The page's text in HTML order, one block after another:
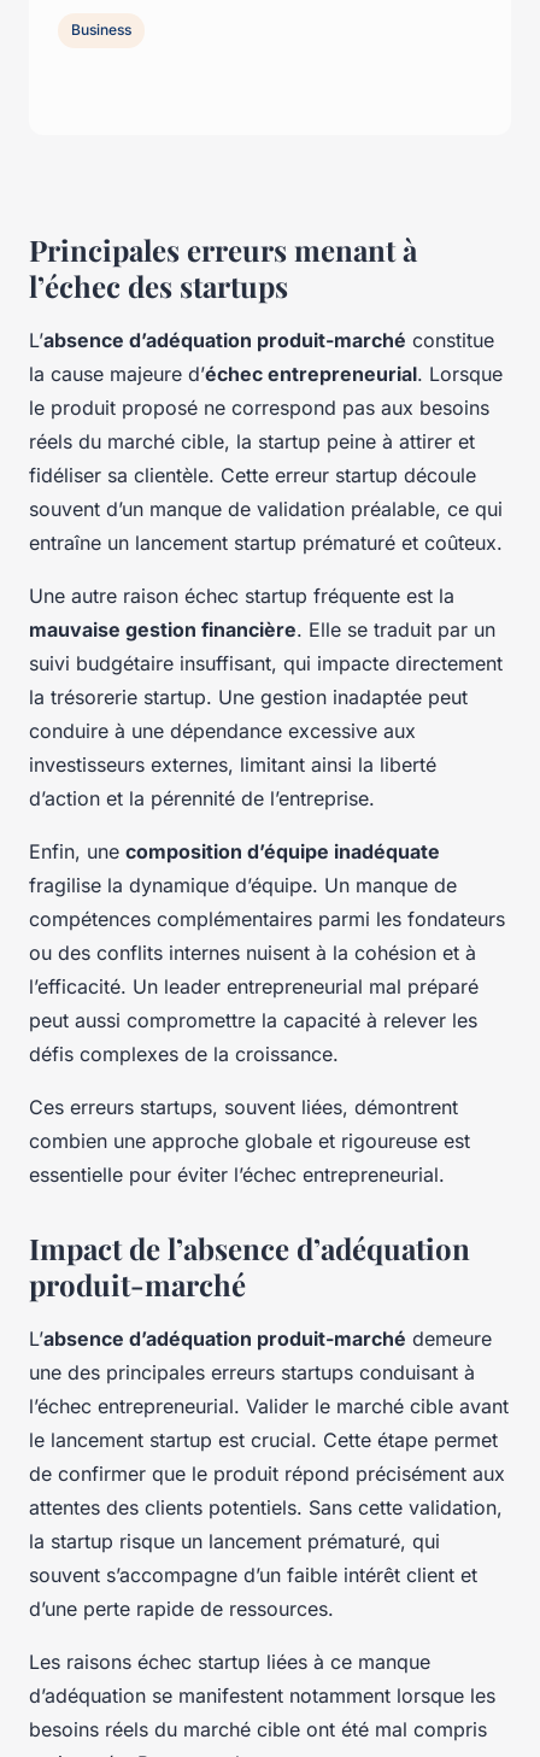
Principales erreurs menant à
l’échec des startups
L’absence d’adéquation produit-marché constitue
la cause majeure d’échec entrepreneurial. Lorsque
le produit proposé ne correspond pas aux besoins
réels du marché cible, la startup peine à attirer et
fidéliser sa clientèle. Cette erreur startup découle
souvent d’un manque de validation préalable, ce qui
entraîne un lancement startup prématuré et coûteux.
Une autre raison échec startup fréquente est la
mauvaise gestion financière. Elle se traduit par un
suivi budgétaire insuffisant, qui impacte directement
la trésorerie startup. Une gestion inadaptée peut
conduire à une dépendance excessive aux
investisseurs externes, limitant ainsi la liberté
d’action et la pérennité de l’entreprise.
Enfin, une composition d’équipe inadéquate
fragilise la dynamique d’équipe. Un manque de
compétences complémentaires parmi les fondateurs
ou des conflits internes nuisent à la cohésion et à
l’efficacité. Un leader entrepreneurial mal préparé
peut aussi compromettre la capacité à relever les
défis complexes de la croissance.
Ces erreurs startups, souvent liées, démontrent
combien une approche globale et rigoureuse est
essentielle pour éviter l’échec entrepreneurial.
Impact de l’absence d’adéquation
produit-marché
L’absence d’adéquation produit-marché demeure
une des principales erreurs startups conduisant à
l’échec entrepreneurial. Valider le marché cible avant
le lancement startup est crucial. Cette étape permet
de confirmer que le produit répond précisément aux
attentes des clients potentiels. Sans cette validation,
la startup risque un lancement prématuré, qui
souvent s’accompagne d’un faible intérêt client et
d’une perte rapide de ressources.
Les raisons échec startup liées à ce manque
d’adéquation se manifestent notamment lorsque les
besoins réels du marché cible ont été mal compris
Business